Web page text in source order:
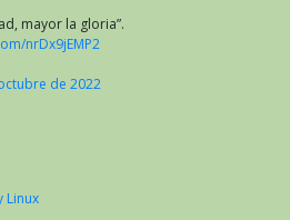
mayor la gloria”.
nrDx9jEMP2
de 2022
Linux